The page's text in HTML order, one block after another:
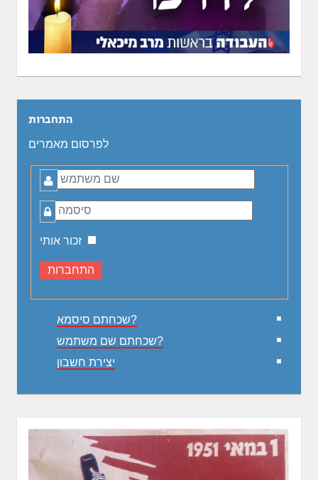
התחברות
לפרסום מאמרים
שם
משתמש
סיסמה
זכור אותי
שכחתם סיסמא?
שכחתם שם משתמש?
יצירת חשבון